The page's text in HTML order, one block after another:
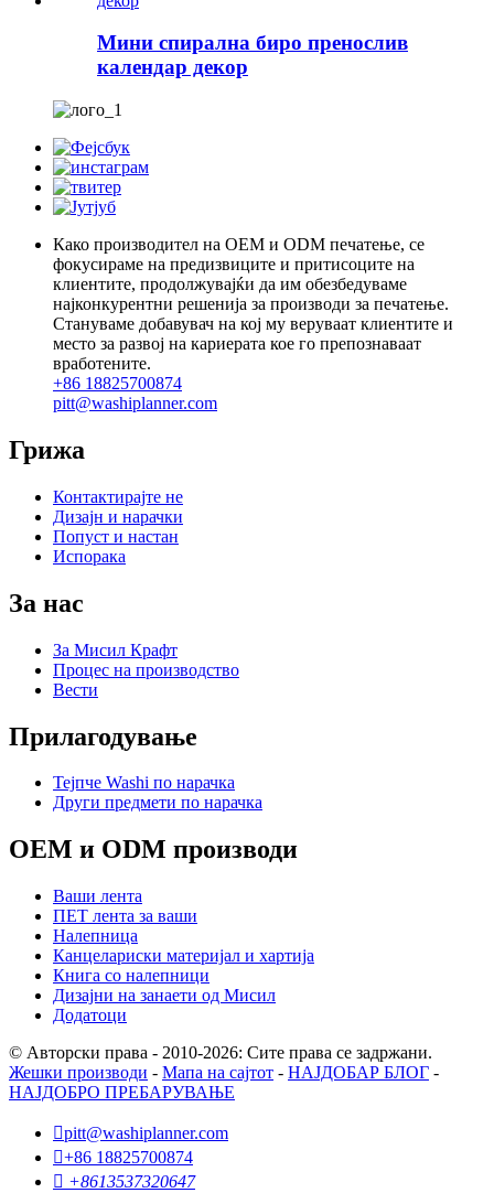
Мини спирална биро пренослив
календар декор
Како производител на OEM и ODM печатење, се
фокусираме на предизвиците и притисоците на
клиентите, продолжувајќи да им обезбедуваме
најконкурентни решенија за производи за печатење.
Стануваме добавувач на кој му веруваат клиентите и
место за развој на кариерата кое го препознаваат
вработените.
+86 18825700874
pitt@washiplanner.com
Грижа
Контактирајте не
Дизајн и нарачки
Попуст и настан
Испорака
За нас
За Мисил Крафт
Процес на производство
Вести
Прилагодување
Тејпче Washi по нарачка
Други предмети по нарачка
OEM и ODM производи
Ваши лента
ПЕТ лента за ваши
Налепница
Канцелариски материјал и хартија
Книга со налепници
Дизајни на занаети од Мисил
Додатоци
© Авторски права - 2010-2026: Сите права се задржани.
Жешки производи - Мапа на сајтот - НАЈДОБАР БЛОГ -
НАЈДОБРО ПРЕБАРУВАЊЕ
pitt@washiplanner.com
+86 18825700874
 +8613537320647